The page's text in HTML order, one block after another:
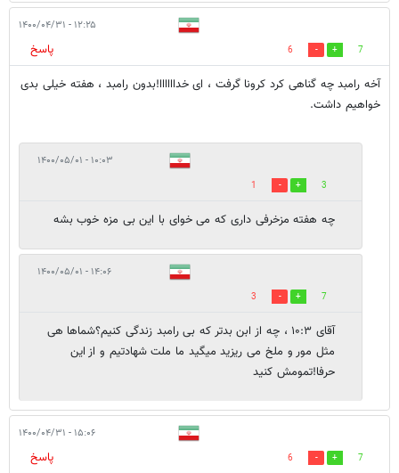
۱۲:۲۵ - ۱۴۰۰/۰۴/۳۱
7
6
پاسخ
آخه رامبد چه گناهی کرد کرونا گرفت ، ای خداااااا!بدون رامبد ، هفته خیلی بدی
خواهیم داشت.
۱۰:۰۳ - ۱۴۰۰/۰۵/۰۱
3
1
چه هفته مزخرفی داری که می خوای با این بی مزه خوب بشه
۱۴:۰۶ - ۱۴۰۰/۰۵/۰۱
7
3
آقای ۱۰:۳ ، چه از ابن بدتر که بی رامبد زندگی کنیم؟شماها هی
مثل مور و ملخ می ریزید میگید ما ملت شهادتیم و از این
حرفا!تمومش کنید
۱۵:۰۶ - ۱۴۰۰/۰۴/۳۱
7
6
پاسخ